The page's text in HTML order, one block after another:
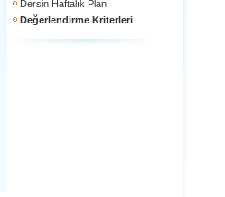
Dersin Haftalık Planı
Değerlendirme Kriterleri